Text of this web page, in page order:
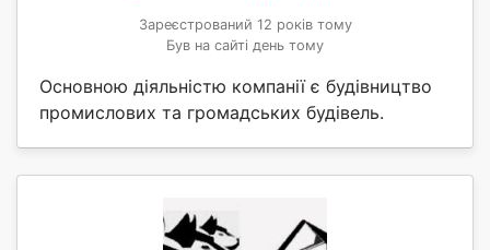
Зареєстрований 12 років тому
Був на сайті день тому
Основною діяльністю компанії є будівництво
промислових та громадських будівель.